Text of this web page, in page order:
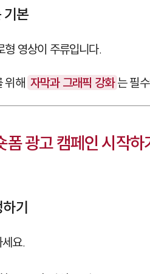
기본
형 영상이 주류입니다.
위해 자막과 그래픽 강화 는 필
폼 광고 캠페인 시작하
기
요.